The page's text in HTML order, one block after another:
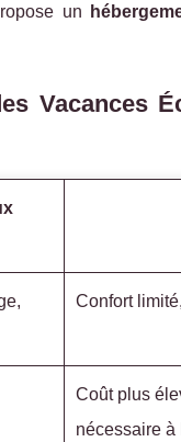
un
Vacances
Confort
Coût plus
nécessaire à